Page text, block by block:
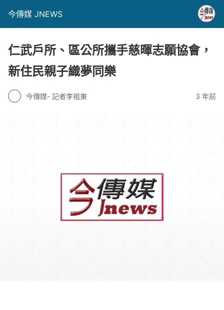
今傳媒 JNEWS
仁武戶所、區公所攜手慈暉志願協會，
新住民親子織夢同樂
今傳媒- 記者李祖東 3 年前